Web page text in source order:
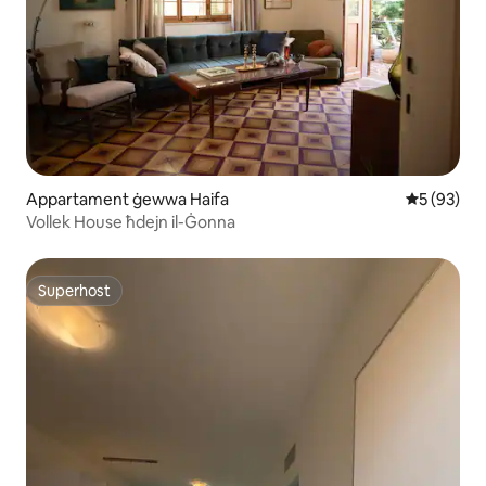
Appartament ġewwa Haifa Rating
5 (93)
Vollek House ħdejn il-Ġonna
Superhost
Superhost